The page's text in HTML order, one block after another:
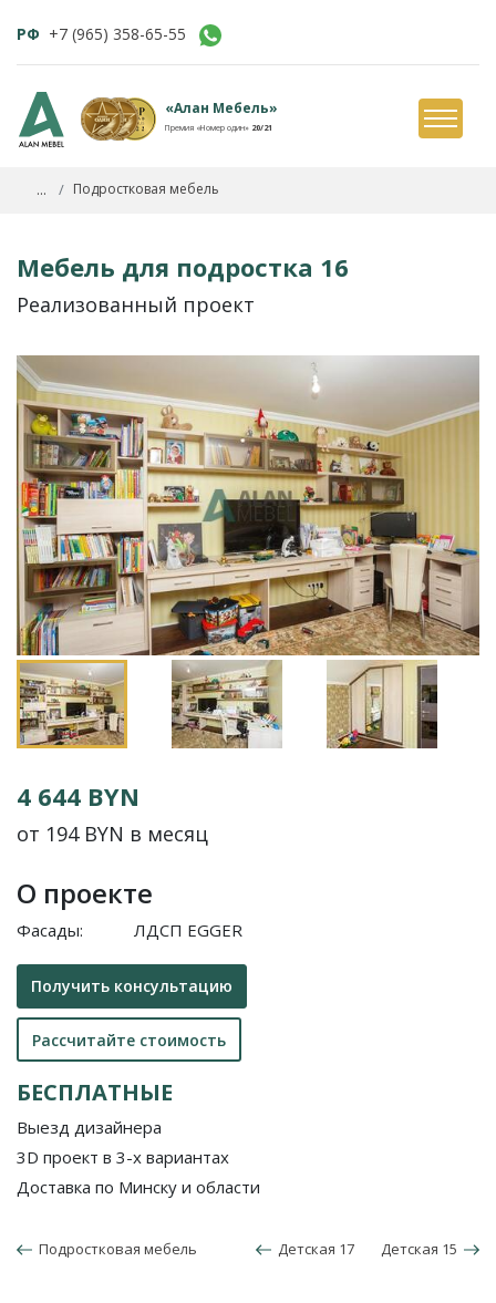
РФ +7 (965) 358-65-55
«Алан Мебель»
Премия «Номер один» 20/21
... Подростковая мебель
Мебель для подростка 16
Реализованный проект
4 644 BYN
от 194 BYN в месяц
О проекте
Фасады: ЛДСП EGGER
Получить консультацию
Рассчитайте стоимость
БЕСПЛАТНЫЕ
Выезд дизайнера
3D проект в 3-х вариантах
Доставка по Минску и области
Подростковая мебель Детская 17 Детская 15